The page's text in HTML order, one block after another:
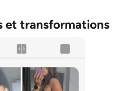
et transformations